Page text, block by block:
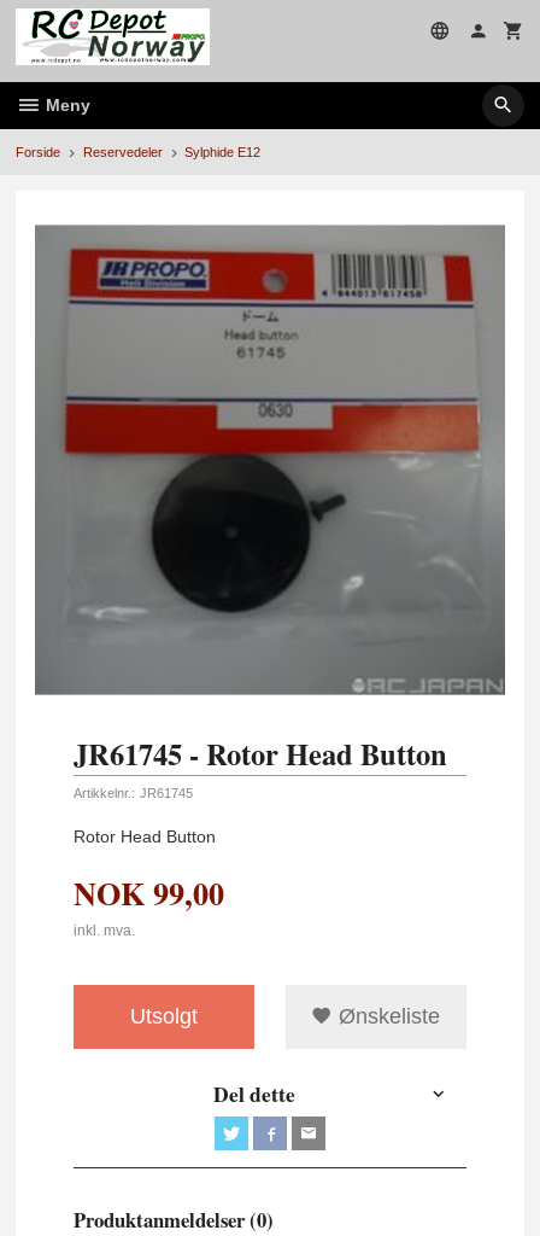
Gå
innholdet
Meny
Forside Reservedeler Sylphide E12
JR61745 - Rotor Head Button
Artikkelnr.: JR61745
Rotor Head Button
NOK99,00
inkl. mva.
Utsolgt Ønskeliste
Del dette
Produktanmeldelser (0)